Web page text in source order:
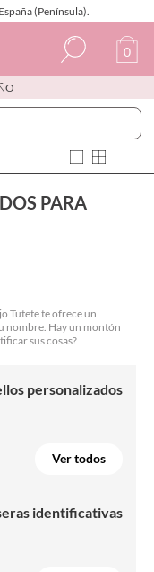
(Península).
0
PARA
Tutete te ofrece un
nombre. Hay un montón
sus cosas?
personalizados
Ver todos
identificativas